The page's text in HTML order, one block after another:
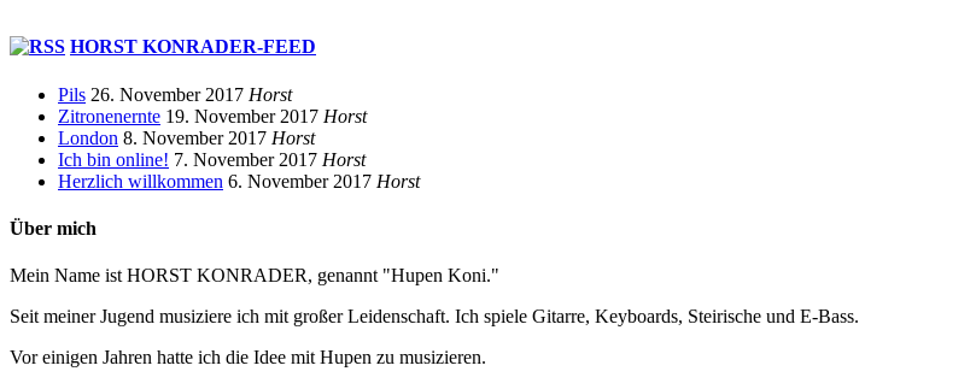
HORST KONRADER-FEED
Pils 26. November 2017 Horst
Zitronenernte 19. November 2017 Horst
London 8. November 2017 Horst
Ich bin online! 7. November 2017 Horst
Herzlich willkommen 6. November 2017 Horst
Über mich
Mein Name ist HORST KONRADER, genannt "Hupen Koni."
Seit meiner Jugend musiziere ich mit großer Leidenschaft. Ich spiele Gitarre, Keyboards, Steirische und E-Bass.
Vor einigen Jahren hatte ich die Idee mit Hupen zu musizieren.